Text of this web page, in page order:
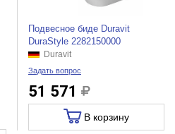
Подвесное биде Duravit
DuraStyle 2282150000
Duravit
Задать вопрос
51 571
В корзину